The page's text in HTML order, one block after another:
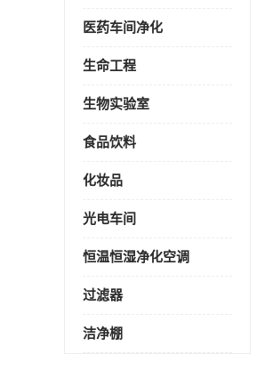
医药车间净化
生命工程
生物实验室
食品饮料
化妆品
光电车间
恒温恒湿净化空调
过滤器
洁净棚